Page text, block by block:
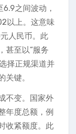
之间波动，
以上。这意味
人民币。此
甚至以“服务
择正规渠道并
关键。
不变。国家外
年度总额，例
收紧额度。此